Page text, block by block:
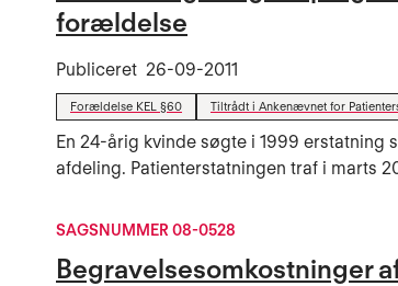
forældelse
Publiceret 26-09-2011
Forældelse KEL §60 Tiltrådt i Ankenævnet for
En 24-årig kvinde søgte i 1999
afdeling. Patienterstatningen traf i marts
SAGSNUMMER 08-0528
Begravelsesomkostninger